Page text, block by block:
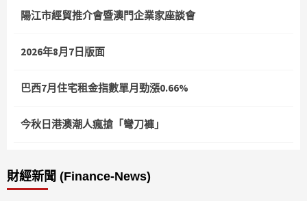
陽江市經貿推介會暨澳門企業家座談會
2026年8月7日版面
巴西7月住宅租金指數單月勁漲0.66%
今秋日港澳潮人瘋搶「彎刀褲」
財經新聞 (Finance-News)